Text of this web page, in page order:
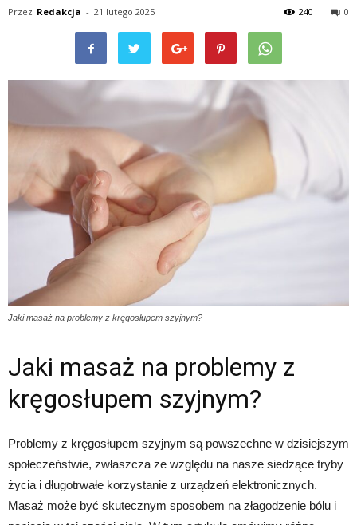
Przez Redakcja - 21 lutego 2025 0
240
Jaki masaż na problemy z kręgosłupem szyjnym?
Jaki masaż na problemy z
kręgosłupem szyjnym?
Problemy z kręgosłupem szyjnym są powszechne w dzisiejszym
społeczeństwie, zwłaszcza ze względu na nasze siedzące tryby
życia i długotrwałe korzystanie z urządzeń elektronicznych.
Masaż może być skutecznym sposobem na złagodzenie bólu i